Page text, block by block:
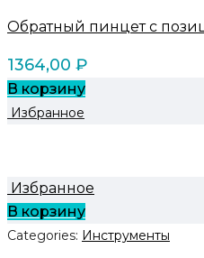
Обратный пинцет с
1364,00 ₽
В корзину
Избранное
Избранное
В корзину
Categories: Инструменты